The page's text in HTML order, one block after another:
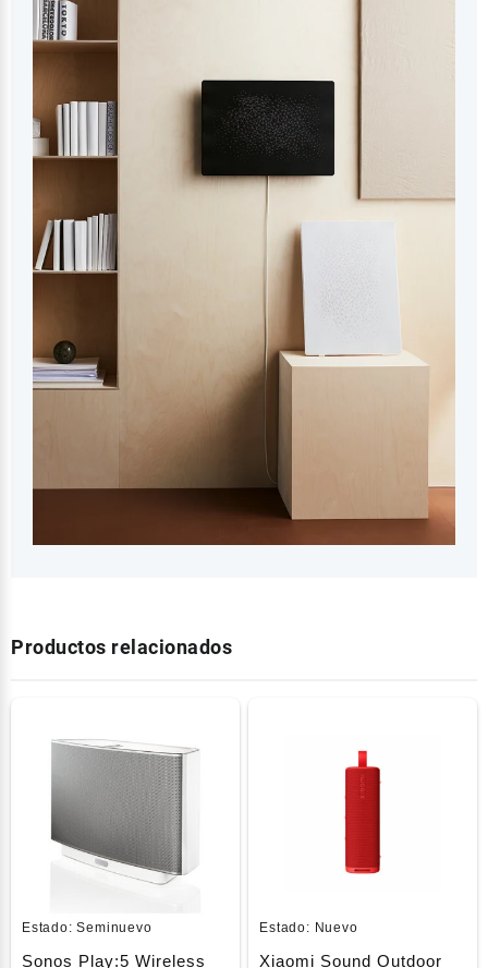
Productos relacionados
Estado:Seminuevo
Sonos Play:5 Wireless
Estado: Nuevo
Xiaomi Sound Outdoor